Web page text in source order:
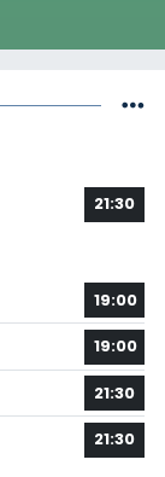
21:30
19:00
19:00
21:30
21:30